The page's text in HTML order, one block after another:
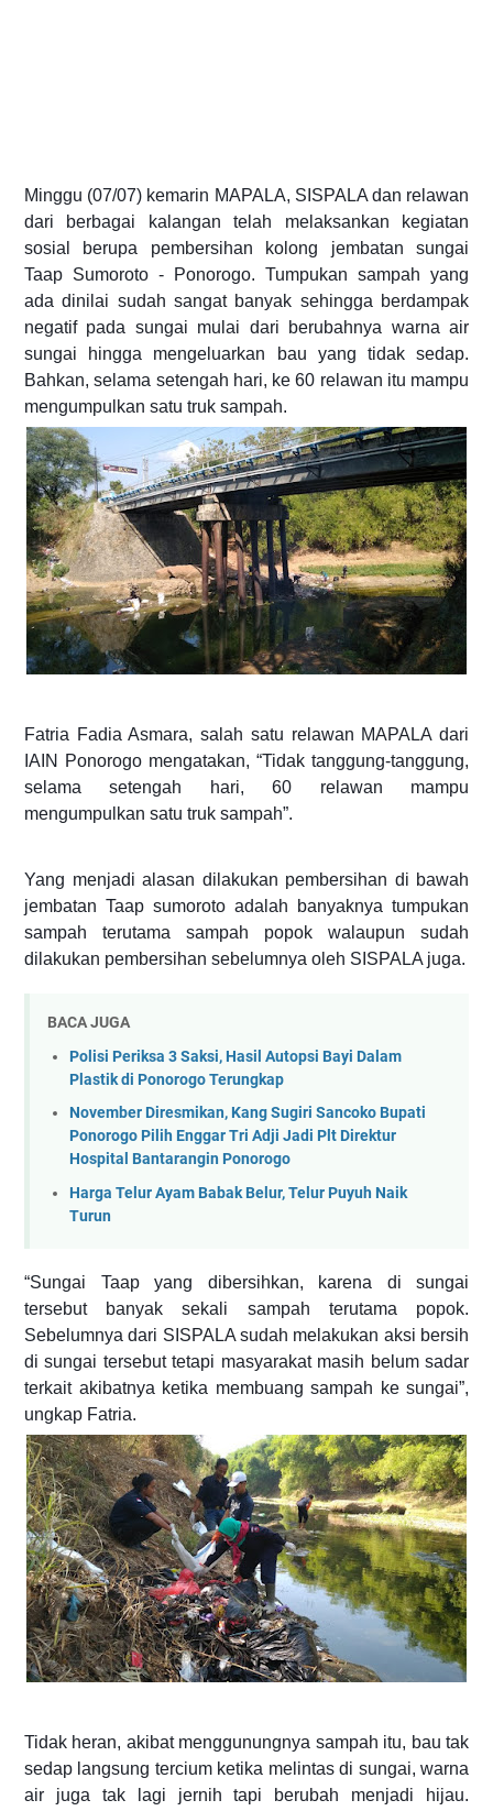
Minggu (07/07) kemarin MAPALA, SISPALA dan relawan
dari berbagai kalangan telah melaksankan kegiatan
sosial berupa pembersihan kolong jembatan sungai
Taap Sumoroto - Ponorogo. Tumpukan sampah yang
ada dinilai sudah sangat banyak sehingga berdampak
negatif pada sungai mulai dari berubahnya warna air
sungai hingga mengeluarkan bau yang tidak sedap.
Bahkan, selama setengah hari, ke 60 relawan itu mampu
mengumpulkan satu truk sampah.
Fatria Fadia Asmara, salah satu relawan MAPALA dari
IAIN Ponorogo mengatakan, “Tidak tanggung-tanggung,
selama setengah hari, 60 relawan mampu
mengumpulkan satu truk sampah”.
Yang menjadi alasan dilakukan pembersihan di bawah
jembatan Taap sumoroto adalah banyaknya tumpukan
sampah terutama sampah popok walaupun sudah
dilakukan pembersihan sebelumnya oleh SISPALA juga.
BACA JUGA
Polisi Periksa 3 Saksi, Hasil Autopsi Bayi Dalam
Plastik di Ponorogo Terungkap
November Diresmikan, Kang Sugiri Sancoko Bupati
Ponorogo Pilih Enggar Tri Adji Jadi Plt Direktur
Hospital Bantarangin Ponorogo
Harga Telur Ayam Babak Belur, Telur Puyuh Naik
Turun
“Sungai Taap yang dibersihkan, karena di sungai
tersebut banyak sekali sampah terutama popok.
Sebelumnya dari SISPALA sudah melakukan aksi bersih
di sungai tersebut tetapi masyarakat masih belum sadar
terkait akibatnya ketika membuang sampah ke sungai”,
ungkap Fatria.
Tidak heran, akibat menggunungnya sampah itu, bau tak
sedap langsung tercium ketika melintas di sungai, warna
air juga tak lagi jernih tapi berubah menjadi hijau.